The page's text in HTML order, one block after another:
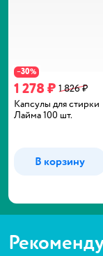
−30%
1 278 ₽ 1 826 ₽
Капсулы для стирки
Лайма 100 шт.
В корзину